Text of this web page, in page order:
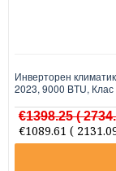
Инверторен
2023, 9000 BTU, Клас
€1398.25(
€1089.61 (